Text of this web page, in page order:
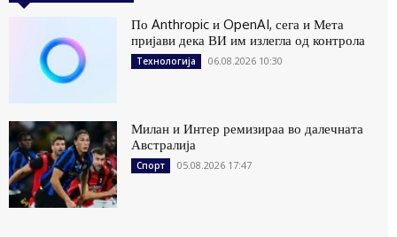
По Anthropic и OpenAI, сега и Мета
пријави дека ВИ им излегла од контрола
Технологија 06.08.2026 10:30
Милан и Интер ремизираа во далечната
Австралија
Спорт 05.08.2026 17:47